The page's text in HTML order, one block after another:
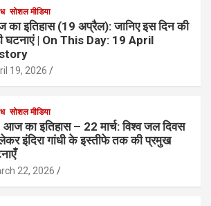
सोशल मीडिया
का इतिहास (19 अप्रैल): जानिए इस दिन की
घटनाएं | On This Day: 19 April
19, 2026
सोशल मीडिया
आज का इतिहास – 22 मार्च: विश्व जल दिवस
इंदिरा गांधी के इस्तीफे तक की प्रमुख
22, 2026